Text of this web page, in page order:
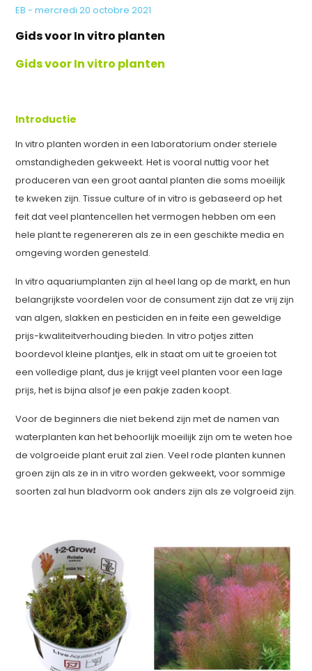
EB - mercredi 20 octobre 2021
Gids voor In vitro planten
Gids voor In vitro planten
Introductie
In vitro planten worden in een laboratorium onder steriele
omstandigheden gekweekt. Het is vooral nuttig voor het
produceren van een groot aantal planten die soms moeilijk
te kweken zijn. Tissue culture of in vitro is gebaseerd op het
feit dat veel plantencellen het vermogen hebben om een ​​
hele plant te regenereren als ze in een geschikte media en
omgeving worden genesteld.
In vitro aquariumplanten zijn al heel lang op de markt, en hun
belangrijkste voordelen voor de consument zijn dat ze vrij zijn
van algen, slakken en pesticiden en in feite een geweldige
prijs-kwaliteitverhouding bieden. In vitro potjes zitten
boordevol kleine plantjes, elk in staat om uit te groeien tot
een volledige plant, dus je krijgt veel planten voor een lage
prijs, het is bijna alsof je een pakje zaden koopt.
Voor de beginners die niet bekend zijn met de namen van
waterplanten kan het behoorlijk moeilijk zijn om te weten hoe
de volgroeide plant eruit zal zien. Veel rode planten kunnen
groen zijn als ze in in vitro worden gekweekt, voor sommige
soorten zal hun bladvorm ook anders zijn als ze volgroeid zijn.